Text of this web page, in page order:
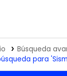
IGP
Búsqueda
para